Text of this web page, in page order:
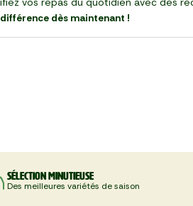
dès maintenant !
Sélection minutieuse
Des meilleures variétés de saison